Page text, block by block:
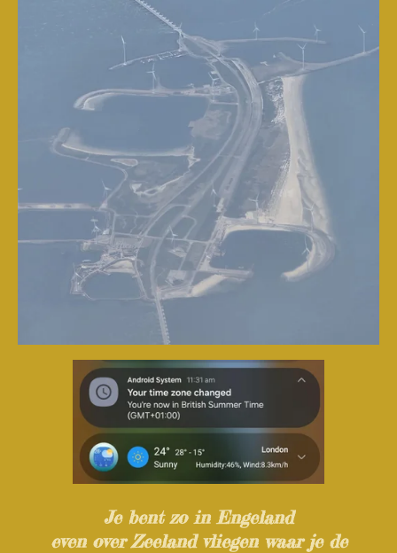
Je bent zo in Engeland
even over Zeeland vliegen waar je de